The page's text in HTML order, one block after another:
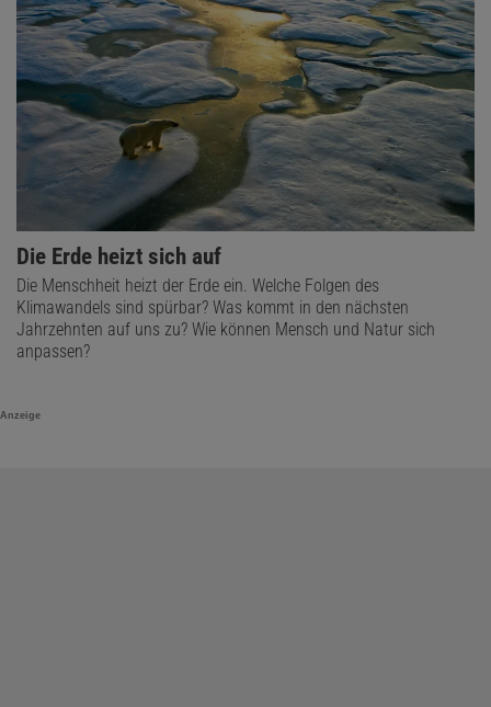
Die Erde heizt sich auf
Die Menschheit heizt der Erde ein. Welche Folgen des
Klimawandels sind spürbar? Was kommt in den nächsten
Jahrzehnten auf uns zu? Wie können Mensch und Natur sich
anpassen?
Anzeige